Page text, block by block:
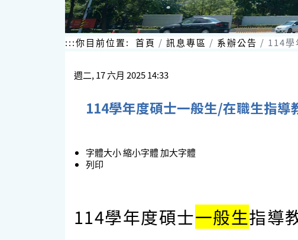
:::你目前位置: 首頁 訊息專區 系辦公告 114
週二, 17 六月 2025 14:33
114學年度碩士一般生/在職生指
字體大小縮小字體加大字體
列印
114學年度碩士一般生指導